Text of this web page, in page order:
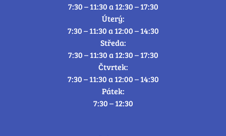
7:30 – 11:30 a 12:30 – 17:30
Úterý:
7:30 – 11:30 a 12:00 – 14:30
Středa:
7:30 – 11:30 a 12:30 – 17:30
Čtvrtek:
7:30 – 11:30 a 12:00 – 14:30
Pátek:
7:30 – 12:30